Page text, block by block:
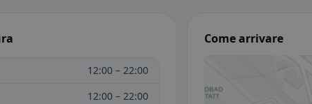
12:00 – 22:00
12:00 – 22:00
Come arrivare